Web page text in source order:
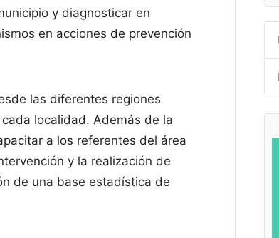
y diagnosticar en
en acciones de prevención
las diferentes regiones
localidad. Además de la
a los referentes del área
y la realización de
de una base estadística de